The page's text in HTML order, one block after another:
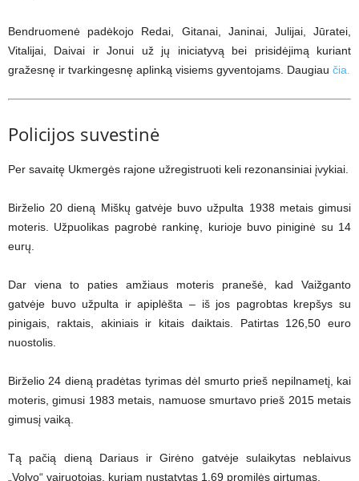
Bendruomenė padėkojo Redai, Gitanai, Janinai, Julijai, Jūratei,
Vitalijai, Daivai ir Jonui už jų iniciatyvą bei prisidėjimą kuriant
gražesnę ir tvarkingesnę aplinką visiems gyventojams. Daugiau čia.
Policijos suvestinė
Per savaitę Ukmergės rajone užregistruoti keli rezonansiniai įvykiai.
Birželio 20 dieną Miškų gatvėje buvo užpulta 1938 metais gimusi
moteris. Užpuolikas pagrobė rankinę, kurioje buvo piniginė su 14
eurų.
Dar viena to paties amžiaus moteris pranešė, kad Vaižganto
gatvėje buvo užpulta ir apiplėšta – iš jos pagrobtas krepšys su
pinigais, raktais, akiniais ir kitais daiktais. Patirtas 126,50 euro
nuostolis.
Birželio 24 dieną pradėtas tyrimas dėl smurto prieš nepilnametį, kai
moteris, gimusi 1983 metais, namuose smurtavo prieš 2015 metais
gimusį vaiką.
Tą pačią dieną Dariaus ir Girėno gatvėje sulaikytas neblaivus
„Volvo“ vairuotojas, kuriam nustatytas 1,69 promilės girtumas.